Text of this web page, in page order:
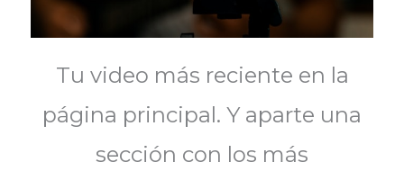
Tu video más reciente en la
página principal. Y aparte una
sección con los más